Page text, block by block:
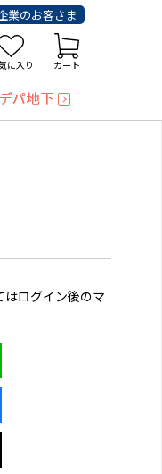
業のお客さま
に入り カート
はログイン後のマ